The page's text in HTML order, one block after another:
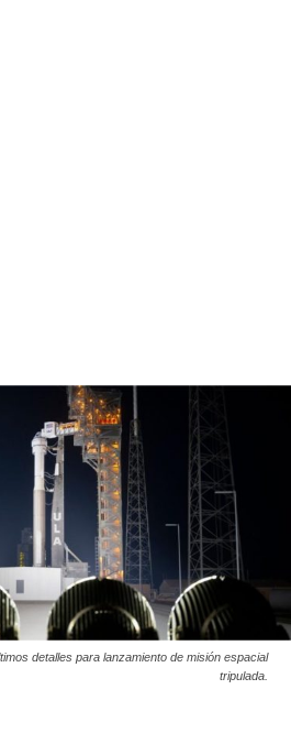
detalles para lanzamiento de misión espacial
tripulada.